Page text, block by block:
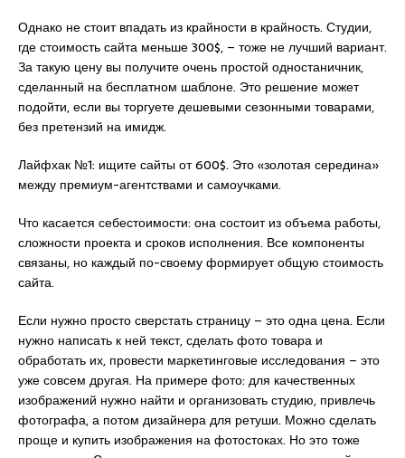
Однако не стоит впадать из крайности в крайность. Студии,
где стоимость сайта меньше 300$, – тоже не лучший вариант.
За такую цену вы получите очень простой одностаничник,
сделанный на бесплатном шаблоне. Это решение может
подойти, если вы торгуете дешевыми сезонными товарами,
без претензий на имидж.
Лайфхак №1: ищите сайты от 600$. Это «золотая середина»
между премиум-агентствами и самоучками.
Что касается себестоимости: она состоит из объема работы,
сложности проекта и сроков исполнения. Все компоненты
связаны, но каждый по-своему формирует общую стоимость
сайта.
Если нужно просто сверстать страницу – это одна цена. Если
нужно написать к ней текст, сделать фото товара и
обработать их, провести маркетинговые исследования – это
уже совсем другая. На примере фото: для качественных
изображений нужно найти и организовать студию, привлечь
фотографа, а потом дизайнера для ретуши. Можно сделать
проще и купить изображения на фотостоках. Но это тоже